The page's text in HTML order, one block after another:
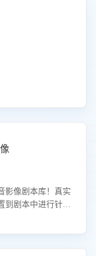
影像剧本库！真实
到剧本中进行针对
本，一键开启客服